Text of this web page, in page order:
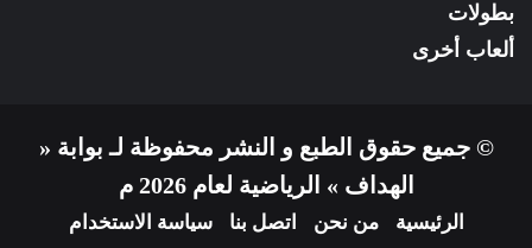
بطولات
ألعاب أخرى
© جميع حقوق الطبع و النشر محفوظة لـ بوابة «
الهداف » الرياضية لعام 2026 م
الرئيسية من نحن اتصل بنا سياسة الاستخدام